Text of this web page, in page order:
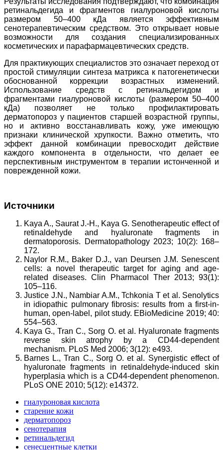
ретинальдегида и фрагментов гиалуроновой кислоты
размером 50–400 кДа является эффективным
сенотерапевтическим средством. Это открывает новые
возможности для создания специализированных
косметических и парафармацевтических средств.
Для практикующих специалистов это означает переход от
простой стимуляции синтеза матрикса к патогенетически
обоснованной коррекции возрастных изменений.
Использование средств с ретинальдегидом и
фрагментами гиалуроновой кислоты (размером 50–400
кДа) позволяет не только профилактировать
дерматопороз у пациентов старшей возрастной группы,
но и активно восстанавливать кожу, уже имеющую
признаки клинической хрупкости. Важно отметить, что
эффект данной комбинации превосходит действие
каждого компонента в отдельности, что делает ее
перспективным инструментом в терапии истонченной и
поврежденной кожи.
Источники
Kaya A., Saurat J.-H., Kaya G. Senotherapeutic effect of
retinaldehyde and hyaluronate fragments in
dermatoporosis. Dermatopathology 2023; 10(2): 168–
172.
Naylor R.M., Baker D.J., van Deursen J.M. Senescent
cells: a novel therapeutic target for aging and age-
related diseases. Clin Pharmacol Ther 2013; 93(1):
105–116.
Justice J.N., Nambiar A.M., Tchkonia T et al. Senolytics
in idiopathic pulmonary fibrosis: results from a first-in-
human, open-label, pilot study. EBioMedicine 2019; 40:
554–563.
Kaya G., Tran C., Sorg O. et al. Hyaluronate fragments
reverse skin atrophy by a CD44-dependent
mechanism. PLoS Med 2006; 3(12): e493.
Barnes L., Tran C., Sorg O. et al. Synergistic effect of
hyaluronate fragments in retinaldehyde-induced skin
hyperplasia which is a CD44-dependent phenomenon.
PLoS ONE 2010; 5(12): e14372.
гиалуроновая кислота
старение кожи
дерматопороз
сенотерапия
ретинальдегид
сенесцентные клетки